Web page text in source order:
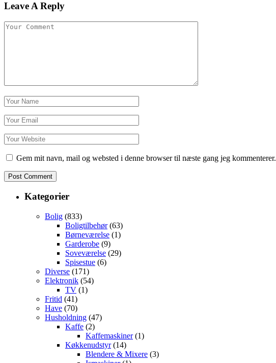
Leave A Reply
Gem mit navn, mail og websted i denne browser til næste gang jeg kommenterer.
Kategorier
Bolig (833)
Boligtilbehør(63)
Børneværelse (1)
Garderobe (9)
Soveværelse (29)
Spisestue (6)
Diverse (171)
Elektronik (54)
TV (1)
Fritid (41)
Have (70)
Husholdning (47)
Kaffe (2)
Kaffemaskiner(1)
Køkkenudstyr(14)
Blendere & Mixere (3)